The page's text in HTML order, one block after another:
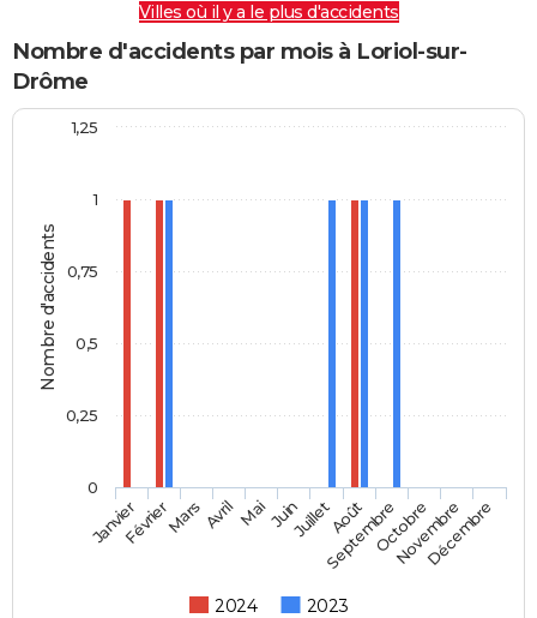
Villes où il y a le plus d'accidents
Nombre d'accidents par mois à Loriol-sur-
Drôme
Nombre d'accidents
2024 2023
JanvierFévrierMars AvrilMaiJuinJuilletAoût
SeptembreOctobre
Novembre
Décembre
0
1
0,25
0,5
0,75
1,25